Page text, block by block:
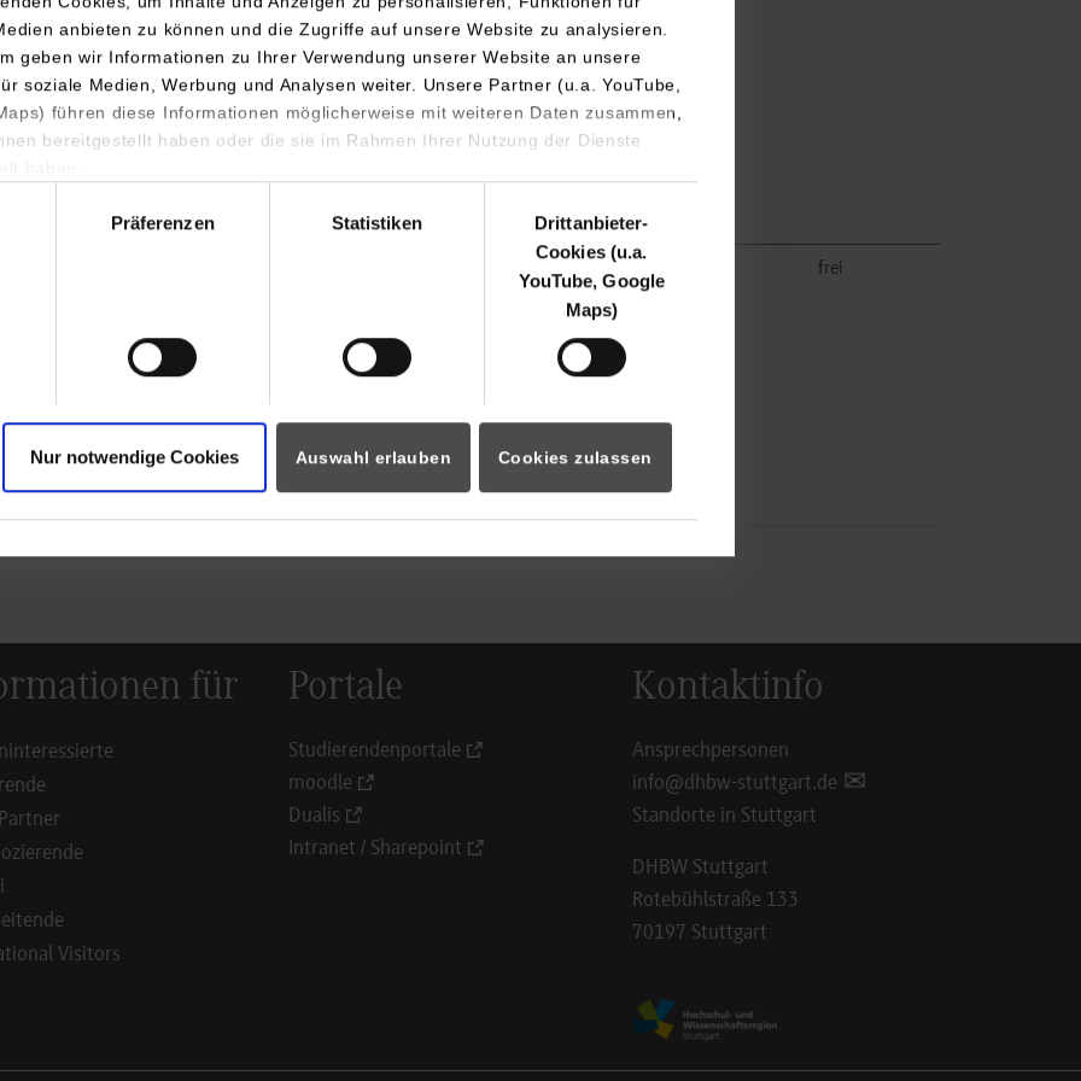
anbieten zu können und die Zugriffe auf unsere Website zu analysieren.
geben wir Informationen zu Ihrer Verwendung unserer Website an unsere
soziale Medien, Werbung und Analysen weiter. Unsere Partner (u.a. YouTube,
führen diese Informationen möglicherweise mit weiteren Daten zusammen,
bereitgestellt haben oder die sie im Rahmen Ihrer Nutzung der Dienste
Präferenzen Statistiken
Drittanbieter-
Cookies (u.a.
YouTube, Google
Maps)
Nur notwendige Cookies Auswahl erlauben Cookies zulassen
online.de/jobs/
online.de/jobs/
863-263
frei
für
Visitors
Portale
Studierendenportale
moodle
Dualis
Intranet / Sharepoint
Kontaktinfo
Ansprechpersonen
info@dhbw-stuttgart.de
Standorte in Stuttgart
DHBW Stuttgart
Rotebühlstraße 133
70197 Stuttgart